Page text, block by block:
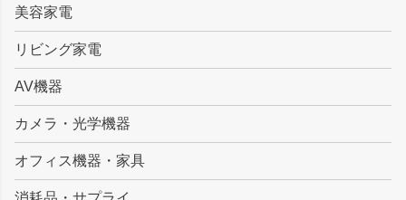
美容家電
リビング家電
AV機器
カメラ・光学機器
オフィス機器・家具